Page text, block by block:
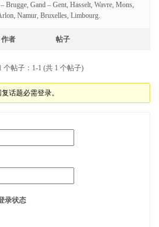
Brugge, Gand – Gent, Hasselt, Wavre, Mons,
Namur, Bruxelles, Limbourg.
作者 帖子
个帖子：1-1 (共 1 个帖子)
话题必需登录。
录状态